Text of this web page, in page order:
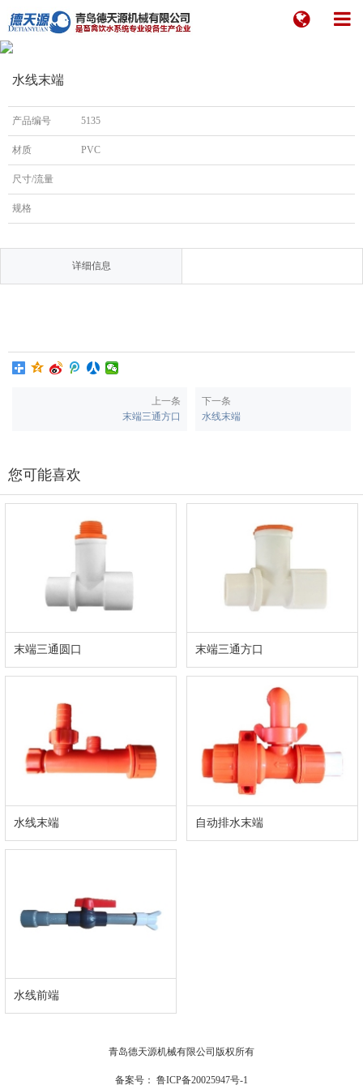
水线末端
产品编号 5135
材质 PVC
尺寸/流量
规格
详细信息
上一条
末端三通方口
下一条
水线末端
您可能喜欢
末端三通圆口 末端三通方口
水线末端 自动排水末端
水线前端
青岛德天源机械有限公司版权所有
备案号： 鲁ICP备20025947号-1